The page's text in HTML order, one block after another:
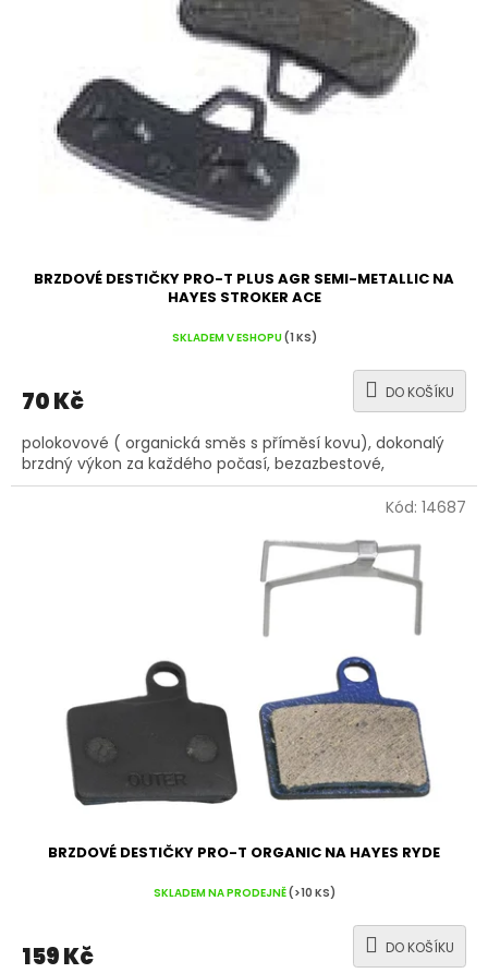
BRZDOVÉ DESTIČKY PRO-T PLUS AGR SEMI-METALLIC NA
HAYES STROKER ACE
SKLADEM V ESHOPU(1 KS)
70 Kč DO KOŠÍKU
polokovové ( organická směs s příměsí kovu), dokonalý
brzdný výkon za každého počasí, bezazbestové,
BRZDOVÉ DESTIČKY PRO-T ORGANIC NA HAYES RYDE
SKLADEM NA PRODEJNĚ(>10 KS)
159 Kč DO KOŠÍKU
Kód: 14687